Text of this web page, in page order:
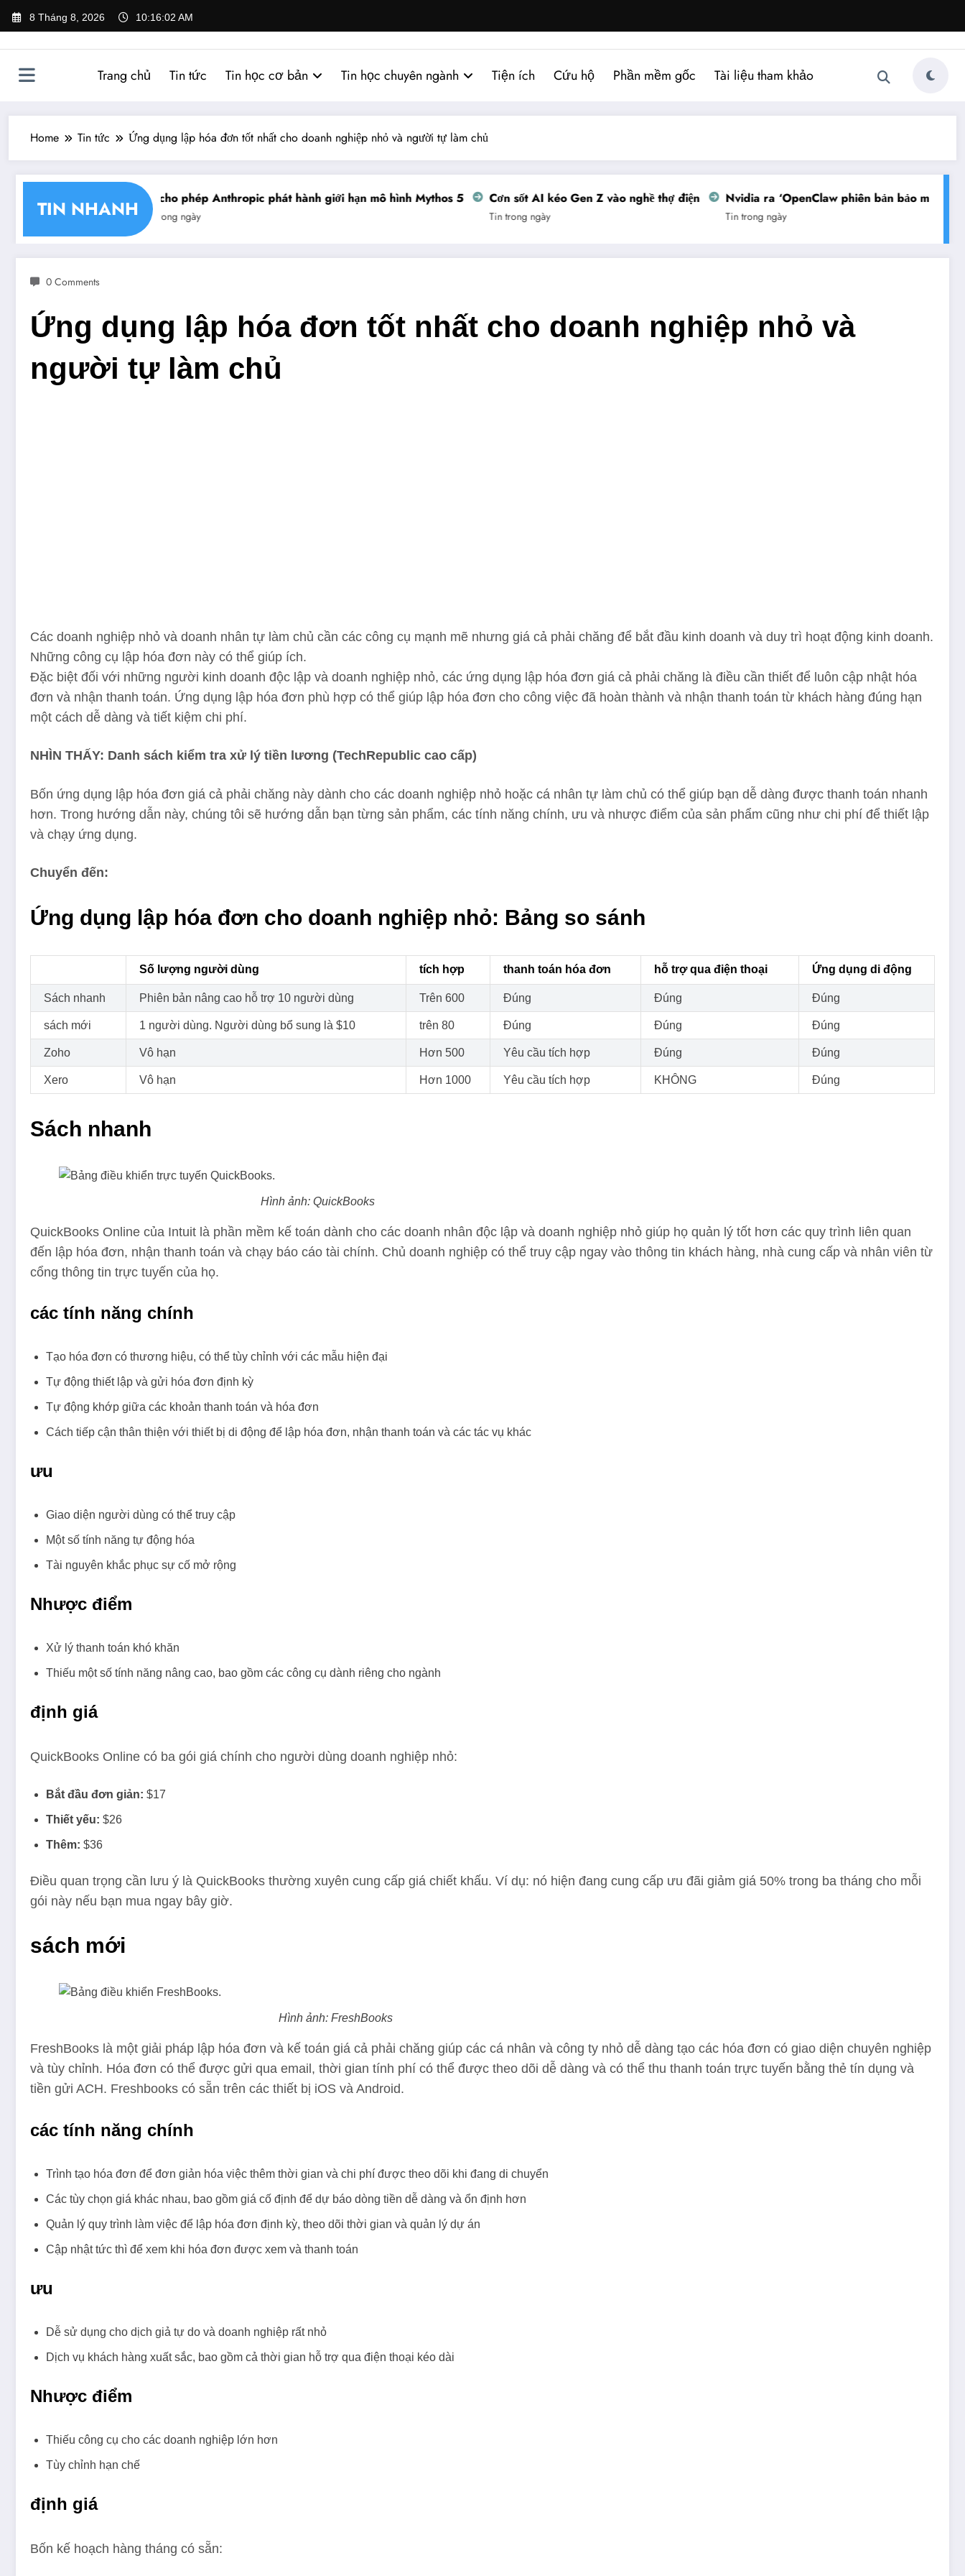
8 Tháng 8, 2026 10:16:03 AM
Trang chủ Tin tức Tin học cơ bản Tin học chuyên ngành Tiện ích Cứu hộ Phần mềm gốc Tài liệu tham khảo
Home Tin tức Ứng dụng lập hóa đơn tốt nhất cho doanh nghiệp nhỏ và người tự làm chủ
TIN NHANH
chéo chữ ký số Mỹ cho phép Anthropic phát hành giới hạn mô hình Mythos 5
Tin trong ngày
Cơn sốt AI kéo Gen Z vào nghề thợ điện
Tin trong ngày
Nvidia ra ‘OpenClaw phiên bản bảo mật’
Tin trong ngày
0 Comments
Ứng dụng lập hóa đơn tốt nhất cho doanh nghiệp nhỏ và
người tự làm chủ
Các doanh nghiệp nhỏ và doanh nhân tự làm chủ cần các công cụ mạnh mẽ nhưng giá cả phải chăng để bắt đầu kinh doanh và duy trì hoạt động kinh doanh.
Những công cụ lập hóa đơn này có thể giúp ích.
Đặc biệt đối với những người kinh doanh độc lập và doanh nghiệp nhỏ, các ứng dụng lập hóa đơn giá cả phải chăng là điều cần thiết để luôn cập nhật hóa
đơn và nhận thanh toán. Ứng dụng lập hóa đơn phù hợp có thể giúp lập hóa đơn cho công việc đã hoàn thành và nhận thanh toán từ khách hàng đúng hạn
một cách dễ dàng và tiết kiệm chi phí.
NHÌN THẤY: Danh sách kiểm tra xử lý tiền lương (TechRepublic cao cấp)
Bốn ứng dụng lập hóa đơn giá cả phải chăng này dành cho các doanh nghiệp nhỏ hoặc cá nhân tự làm chủ có thể giúp bạn dễ dàng được thanh toán nhanh
hơn. Trong hướng dẫn này, chúng tôi sẽ hướng dẫn bạn từng sản phẩm, các tính năng chính, ưu và nhược điểm của sản phẩm cũng như chi phí để thiết lập
và chạy ứng dụng.
Chuyển đến:
Ứng dụng lập hóa đơn cho doanh nghiệp nhỏ: Bảng so sánh
Số lượng người dùng tích hợp thanh toán hóa đơn hỗ trợ qua điện thoại Ứng dụng di động
Sách nhanh Phiên bản nâng cao hỗ trợ 10 người dùng Trên 600 Đúng Đúng Đúng
sách mới 1 người dùng. Người dùng bổ sung là $10 trên 80 Đúng Đúng Đúng
Zoho Vô hạn Hơn 500 Yêu cầu tích hợp Đúng Đúng
Xero Vô hạn Hơn 1000 Yêu cầu tích hợp KHÔNG Đúng
Sách nhanh
Hình ảnh: QuickBooks
QuickBooks Online của Intuit là phần mềm kế toán dành cho các doanh nhân độc lập và doanh nghiệp nhỏ giúp họ quản lý tốt hơn các quy trình liên quan
đến lập hóa đơn, nhận thanh toán và chạy báo cáo tài chính. Chủ doanh nghiệp có thể truy cập ngay vào thông tin khách hàng, nhà cung cấp và nhân viên từ
cổng thông tin trực tuyến của họ.
các tính năng chính
Tạo hóa đơn có thương hiệu, có thể tùy chỉnh với các mẫu hiện đại
Tự động thiết lập và gửi hóa đơn định kỳ
Tự động khớp giữa các khoản thanh toán và hóa đơn
Cách tiếp cận thân thiện với thiết bị di động để lập hóa đơn, nhận thanh toán và các tác vụ khác
ưu
Giao diện người dùng có thể truy cập
Một số tính năng tự động hóa
Tài nguyên khắc phục sự cố mở rộng
Nhược điểm
Xử lý thanh toán khó khăn
Thiếu một số tính năng nâng cao, bao gồm các công cụ dành riêng cho ngành
định giá
QuickBooks Online có ba gói giá chính cho người dùng doanh nghiệp nhỏ:
Bắt đầu đơn giản: $17
Thiết yếu: $26
Thêm: $36
Điều quan trọng cần lưu ý là QuickBooks thường xuyên cung cấp giá chiết khấu. Ví dụ: nó hiện đang cung cấp ưu đãi giảm giá 50% trong ba tháng cho mỗi
gói này nếu bạn mua ngay bây giờ.
sách mới
Hình ảnh: FreshBooks
FreshBooks là một giải pháp lập hóa đơn và kế toán giá cả phải chăng giúp các cá nhân và công ty nhỏ dễ dàng tạo các hóa đơn có giao diện chuyên nghiệp
và tùy chỉnh. Hóa đơn có thể được gửi qua email, thời gian tính phí có thể được theo dõi dễ dàng và có thể thu thanh toán trực tuyến bằng thẻ tín dụng và
tiền gửi ACH. Freshbooks có sẵn trên các thiết bị iOS và Android.
các tính năng chính
Trình tạo hóa đơn để đơn giản hóa việc thêm thời gian và chi phí được theo dõi khi đang di chuyển
Các tùy chọn giá khác nhau, bao gồm giá cố định để dự báo dòng tiền dễ dàng và ổn định hơn
Quản lý quy trình làm việc để lập hóa đơn định kỳ, theo dõi thời gian và quản lý dự án
Cập nhật tức thì để xem khi hóa đơn được xem và thanh toán
ưu
Dễ sử dụng cho dịch giả tự do và doanh nghiệp rất nhỏ
Dịch vụ khách hàng xuất sắc, bao gồm cả thời gian hỗ trợ qua điện thoại kéo dài
Nhược điểm
Thiếu công cụ cho các doanh nghiệp lớn hơn
Tùy chỉnh hạn chế
định giá
Bốn kế hoạch hàng tháng có sẵn: